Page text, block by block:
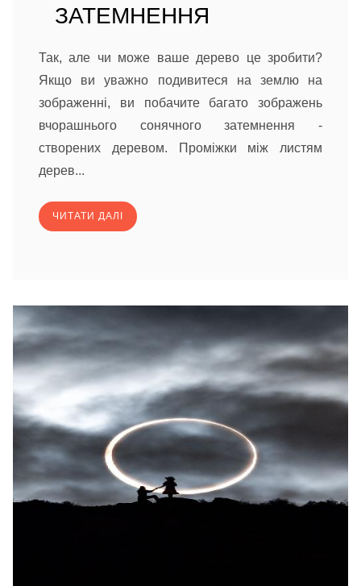
ЗАТЕМНЕННЯ
Так, але чи може ваше дерево це зробити?
Якщо ви уважно подивитеся на землю на
зображенні, ви побачите багато зображень
вчорашнього сонячного затемнення -
створених деревом. Проміжки між листям
дерев...
ЧИТАТИ ДАЛІ